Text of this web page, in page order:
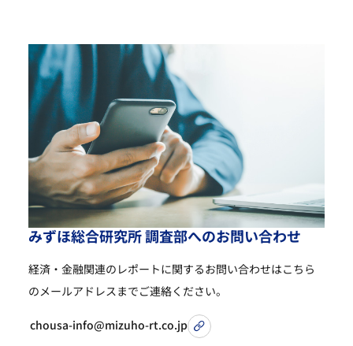
みずほ総合研究所調査部へのお問い合わせ
経済・金融関連のレポートに関するお問い合わせはこちら
のメールアドレスまでご連絡ください。
chousa-info@mizuho-rt.co.jp